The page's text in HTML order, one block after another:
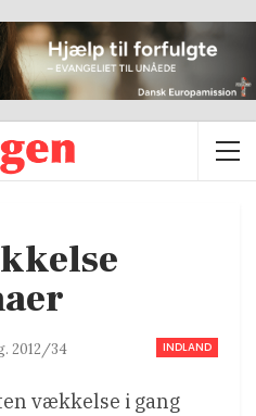
INDLAND
2012/34
vækkelse i gang